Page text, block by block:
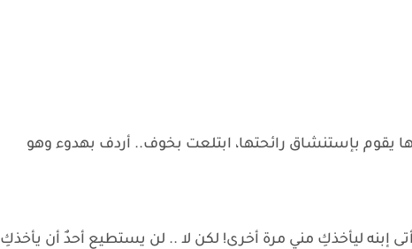
بإستنشاق رائحتها، ابتلعت بخوف.. أردف بهدوء وهو
إبنه ليأخذكِ مني مرة أخرى! لكن لا .. لن يستطيع أحدٌ أن يأخذكِ